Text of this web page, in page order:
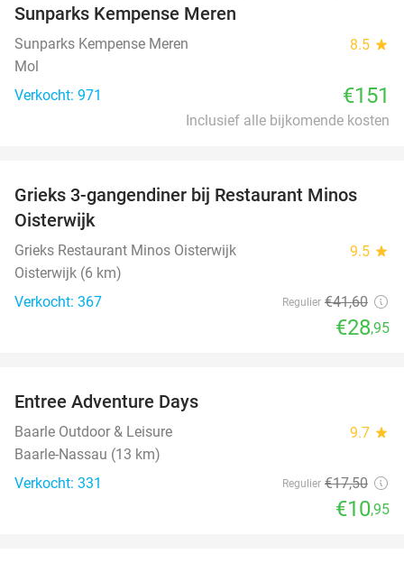
Sunparks Kempense Meren
Sunparks Kempense Meren 8.5 star
Mol
Verkocht: 971
€151
Inclusief alle bijkomende kosten
30%
Grieks 3-gangendiner bij Restaurant Minos
Oisterwijk
Grieks Restaurant Minos Oisterwijk 9.5 star
Oisterwijk (6 km)
Verkocht: 367
Regulier €41,60
€28,95
Entree Adventure Days
Baarle Outdoor & Leisure 9.7 star
Baarle-Nassau (13 km)
Verkocht: 331
Regulier €17,50
€10,95